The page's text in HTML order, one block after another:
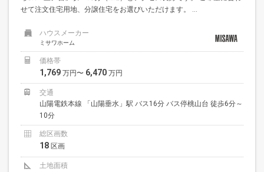
せて注文住宅用地、分譲住宅をお選びいただけます。 ...
ハウスメーカー
ミサワホーム
価格帯
1,769 万円〜 6,470 万円
交通
山陽電鉄本線 「山陽垂水」駅 バス16分 バス停桃山台 徒歩6分～
10分
総区画数
18 区画
土地面積